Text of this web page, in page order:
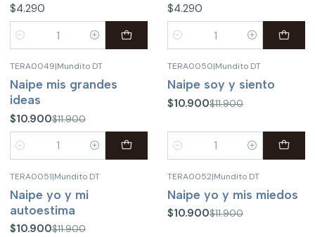
$4.290
Cantidad
$4.290
Cantidad
TERA0049|Mundito DT
Naipe mis grandes
ideas
$10.900$11.900
Cantidad
TERA0050|Mundito DT
Naipe soy y siento
$10.900$11.900
Cantidad
-8%OFF
TERA0051|Mundito DT
Naipe yo y mi
autoestima
$10.900$11.900
-8%OFF
TERA0052|Mundito DT
Naipe yo y mis miedos
$10.900$11.900